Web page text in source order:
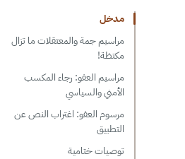
مدخل
مراسيم جمة والمعتقلات ما تزال
مكتظة!
مراسيم العفو: رجاء المكسب
الأمني والسياسي
مرسوم العفو: اغتراب النص عن
التطبيق
توصيات ختامية